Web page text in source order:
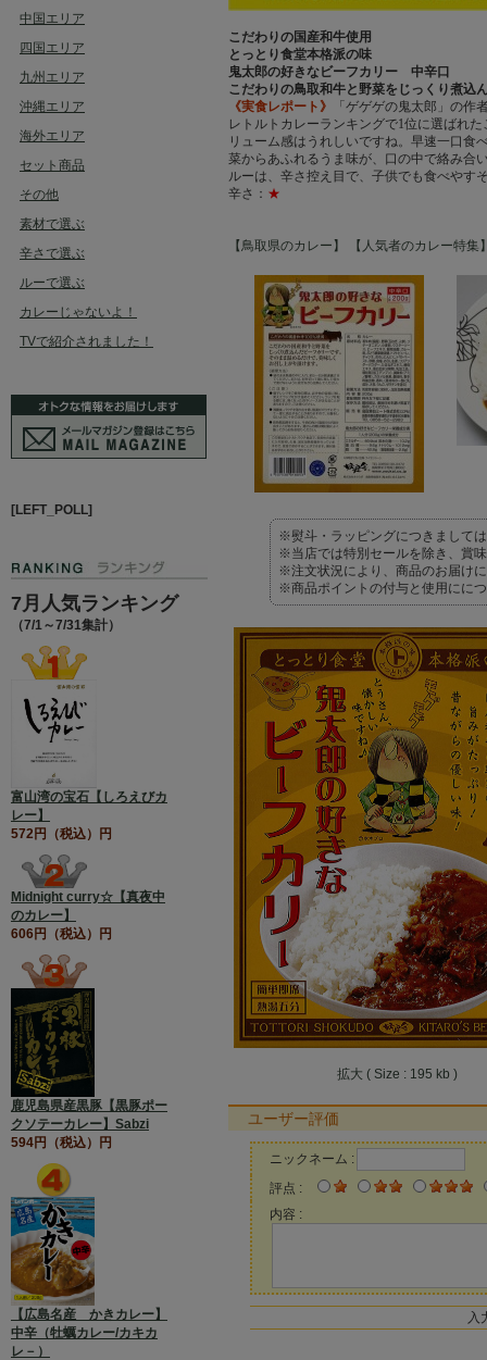
中国エリア
四国エリア
九州エリア
沖縄エリア
海外エリア
セット商品
その他
素材で選ぶ
辛さで選ぶ
ルーで選ぶ
カレーじゃないよ！
TVで紹介されました！
[LEFT_POLL]
7月人気ランキング
（7/1～7/31集計）
富山湾の宝石【しろえびカ
レー】
572円（税込）円
Midnight curry☆【真夜中
のカレー】
606円（税込）円
鹿児島県産黒豚【黒豚ポー
クソテーカレー】Sabzi
594円（税込）円
【広島名産 かきカレー】
中辛（牡蠣カレー/カキカ
レ－）
こだわりの国産和牛使用
とっとり食堂本格派の味
鬼太郎の好きなビーフカリー 中辛口
こだわりの鳥取和牛と野菜をじっくり煮込
《実食レポート》
「ゲゲゲの鬼太郎」の
レトルトカレーランキングで1位に選ばれ
リューム感はうれしいですね。早速一口食
菜からあふれるうま味が、口の中で絡み合
ルーは、辛さ控え目で、子供でも食べやす
辛さ： ★
【鳥取県のカレー】 【人気者のカレー特集
※熨斗・ラッピングにつきましては
※当店では特別セールを除き、賞
※注文状況により、商品のお届け
※商品ポイントの付与と使用にに
拡大 ( Size : 195 kb )
ユーザー評価
ニックネーム :
評点 :
内容 :
入